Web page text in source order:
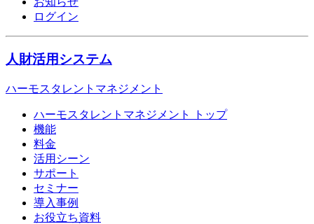
ログイン
人財活用システム
ハーモスタレントマネジメント
ハーモスタレントマネジメント トップ
機能
料金
活用シーン
サポート
セミナー
導入事例
お役立ち資料